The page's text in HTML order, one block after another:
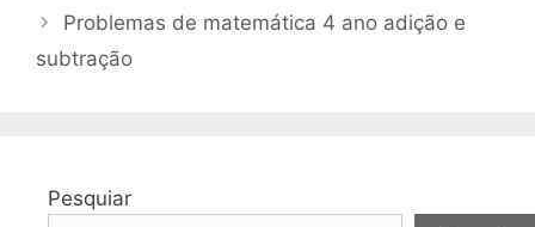
Problemas de matemática 4 ano adição e
subtração
Pesquiar